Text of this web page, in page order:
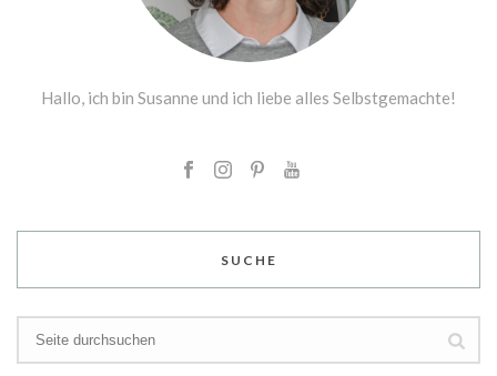
Hallo, ich bin Susanne und ich liebe alles Selbstgemachte!
SUCHE